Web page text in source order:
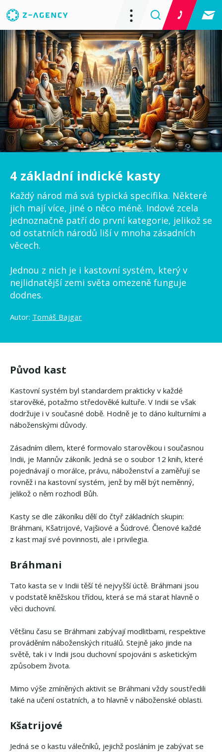
4 základní indické kasty
Každý národ má svá typická specifika. Některé
jich mají více, jiné o něco méně. Indové zcela
jednoznačně patří do první kategorie, jelikož se
od ostatních národů liší v mnoha zásadních
věcech.
Jednou z nich je i kastovní systém, který v
nejlidnatější zemi světa omezeně funguje
dodnes.
Autor: Tomáš Bajgar
Původ kast
Kastovní systém byl standardem prakticky v každé
starověké, potažmo středověké kultuře. V Indii se však
dodržuje i v současné době. Hodně je to dáno kulturními a
náboženskými důvody.
Zásadním dílem, které formovalo starověkou i současnou
Indii, je Mannův zákoník. Jedná se o soubor 12 knih, které
pojednávají o morálce, právu, náboženství a zaměřují se
rovněž i na kastovní systém, jenž by měl být neměnný,
jelikož o něm rozhodl Bůh.
Kasty se dle zákoníku dělí do čtyř základních skupin:
Bráhmani, Kšatrijové, Vajšiové a Šúdrové. Členové každé
z kast mají své povinnosti, ale i privilegia.
Bráhmani
Tato kasta se v Indii těší té nejvyšší úctě. Bráhmani jsou
v podstatě kněžskou třídou, která se má starat hlavně o
věci duchovní.
Většinu času se Bráhmani zabývají modlitbami, respektive
prováděním náboženských rituálů. Stejně jako jinde na
světě, tak i v Indii jsou duchovní spojováni s asketickým
způsobem života.
Mimo výše zmíněných aktivit se Bráhmani vždy soustředili
také na učení ostatních, a to hlavně v náboženské oblasti.
Kšatrijové
Jedná se o kastu válečníků, jejichž posláním je zabývat se